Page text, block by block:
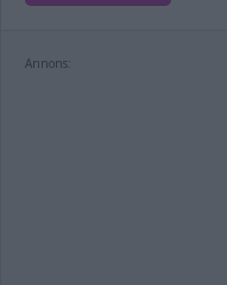
Annons: